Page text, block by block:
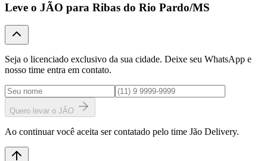
Leve o JÃO para Ribas do Rio Pardo/MS
Seja o licenciado exclusivo da sua cidade. Deixe seu WhatsApp e
nosso time entra em contato.
Quero levar o JÃO
Ao continuar você aceita ser contatado pelo time Jão Delivery.